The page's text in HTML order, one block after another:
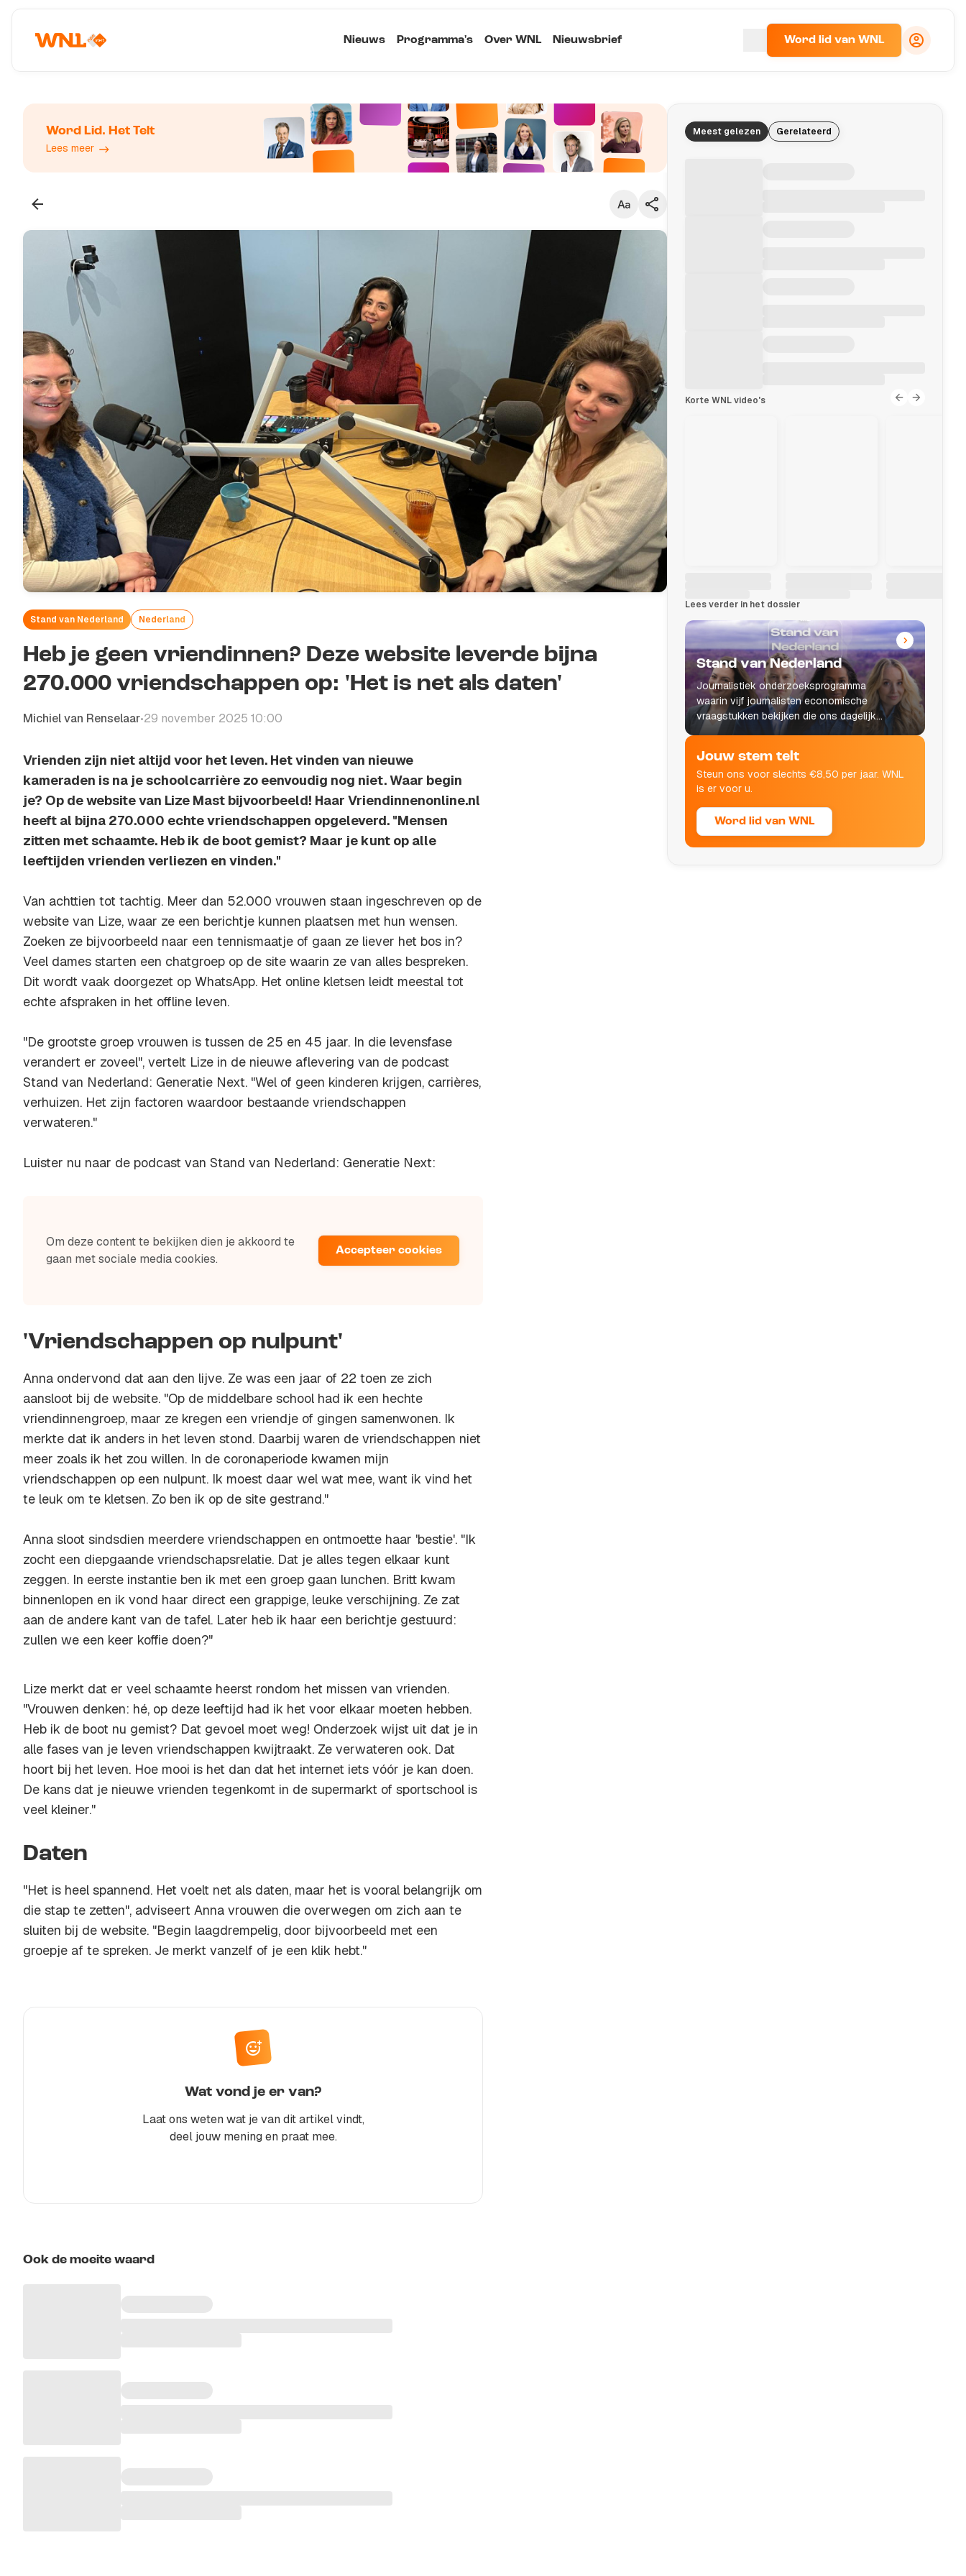
Nieuws Programma's Over WNL Nieuwsbrief Word lid van WNL
Word Lid. Het Telt
Lees meer
Standaard
Groot
Kopieer link
Stand van Nederland Nederland
Heb je geen vriendinnen? Deze website leverde bijna
270.000 vriendschappen op: 'Het is net als daten'
Michiel van Renselaar•29 november 2025 10:00
Vrienden zijn niet altijd voor het leven. Het vinden van nieuwe
kameraden is na je schoolcarrière zo eenvoudig nog niet. Waar begin
je? Op de website van Lize Mast bijvoorbeeld! Haar Vriendinnenonline.nl
heeft al bijna 270.000 echte vriendschappen opgeleverd. "Mensen
zitten met schaamte. Heb ik de boot gemist? Maar je kunt op alle
leeftijden vrienden verliezen en vinden."
Van achttien tot tachtig. Meer dan 52.000 vrouwen staan ingeschreven op de
website van Lize, waar ze een berichtje kunnen plaatsen met hun wensen.
Zoeken ze bijvoorbeeld naar een tennismaatje of gaan ze liever het bos in?
Veel dames starten een chatgroep op de site waarin ze van alles bespreken.
Dit wordt vaak doorgezet op WhatsApp. Het online kletsen leidt meestal tot
echte afspraken in het offline leven.
"De grootste groep vrouwen is tussen de 25 en 45 jaar. In die levensfase
verandert er zoveel", vertelt Lize in de nieuwe aflevering van de podcast
Stand van Nederland: Generatie Next. "Wel of geen kinderen krijgen, carrières,
verhuizen. Het zijn factoren waardoor bestaande vriendschappen
verwateren."
Luister nu naar de podcast van Stand van Nederland: Generatie Next:
Om deze content te bekijken dien je akkoord te
gaan met sociale media cookies.
Accepteer cookies
'Vriendschappen op nulpunt'
Anna ondervond dat aan den lijve. Ze was een jaar of 22 toen ze zich
aansloot bij de website. "Op de middelbare school had ik een hechte
vriendinnengroep, maar ze kregen een vriendje of gingen samenwonen. Ik
merkte dat ik anders in het leven stond. Daarbij waren de vriendschappen niet
meer zoals ik het zou willen. In de coronaperiode kwamen mijn
vriendschappen op een nulpunt. Ik moest daar wel wat mee, want ik vind het
te leuk om te kletsen. Zo ben ik op de site gestrand."
Anna sloot sindsdien meerdere vriendschappen en ontmoette haar 'bestie'. "Ik
zocht een diepgaande vriendschapsrelatie. Dat je alles tegen elkaar kunt
zeggen. In eerste instantie ben ik met een groep gaan lunchen. Britt kwam
binnenlopen en ik vond haar direct een grappige, leuke verschijning. Ze zat
aan de andere kant van de tafel. Later heb ik haar een berichtje gestuurd:
zullen we een keer koffie doen?"
Lize merkt dat er veel schaamte heerst rondom het missen van vrienden.
"Vrouwen denken: hé, op deze leeftijd had ik het voor elkaar moeten hebben.
Heb ik de boot nu gemist? Dat gevoel moet weg! Onderzoek wijst uit dat je in
alle fases van je leven vriendschappen kwijtraakt. Ze verwateren ook. Dat
hoort bij het leven. Hoe mooi is het dan dat het internet iets vóór je kan doen.
De kans dat je nieuwe vrienden tegenkomt in de supermarkt of sportschool is
veel kleiner."
Daten
"Het is heel spannend. Het voelt net als daten, maar het is vooral belangrijk om
die stap te zetten", adviseert Anna vrouwen die overwegen om zich aan te
sluiten bij de website. "Begin laagdrempelig, door bijvoorbeeld met een
groepje af te spreken. Je merkt vanzelf of je een klik hebt."
Wat vond je er van?
Laat ons weten wat je van dit artikel vindt,
deel jouw mening en praat mee.
Ook de moeite waard
Meest gelezen Gerelateerd
Korte WNL video's
Lees verder in het dossier
Stand van Nederland
Journalistiek onderzoeksprogramma
waarin vijf journalisten economische
vraagstukken bekijken die ons dagelijks
leven raken.
Jouw stem telt
Steun ons voor slechts €8,50 per jaar. WNL
is er voor u.
Word lid van WNL